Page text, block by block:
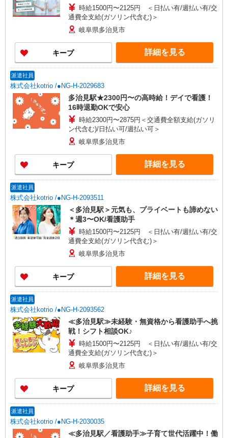
時給1500円〜2125円 ＜日払い有/週払い有/交
通費全支給(ガソリン代含む)＞
岐阜県多治見市
キープ 詳細を見る
派遣社員
株式会社kotrio /●NG-H-2029683
多治見駅★2300円〜の高時給！デイで看護！
16時退勤OKで安心
時給2300円〜2875円＜交通費全額支給(ガソリ
ン代含む)/日払い可/週払い可＞
岐阜県多治見市
キープ 詳細を見る
派遣社員
株式会社kotrio /●NG-H-2093511
＜多治見駅＞元気も、プライベートも諦めない
＊週3〜OK/看護助手
時給1500円〜2125円 ＜日払い有/週払い有/交
通費全支給(ガソリン代含む)＞
岐阜県多治見市
キープ 詳細を見る
派遣社員
株式会社kotrio /●NG-H-2093562
≪多治見駅≫未経験・無資格から看護助手へ挑
戦！シフト相談OK♪
時給1500円〜2125円 ＜日払い有/週払い有/交
通費全支給(ガソリン代含む)＞
岐阜県多治見市
キープ 詳細を見る
派遣社員
株式会社kotrio /●NG-H-2030035
≪多治見駅／看護助手≫子育て世代活躍中！働